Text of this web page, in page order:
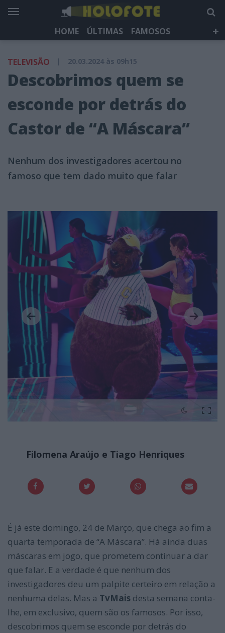
HOME ÚLTIMAS
FAMOSOS
HOLOFOTE TV
NEWSLETTER
TELEVISÃO | 20.03.2024 às 09h15
Descobrimos quem se
esconde por detrás do
Castor de “A Máscara”
Nenhum dos investigadores acertou no
famoso que tem dado muito que falar
1 / 6
Filomena Araújo e Tiago Henriques
É já este domingo, 24 de Março, que chega ao fim a
quarta temporada de “A Máscara”. Há ainda duas
máscaras em jogo, que prometem continuar a dar
que falar. E a verdade é que nenhum dos
investigadores deu um palpite certeiro em relação a
nenhuma delas. Mas a TvMais desta semana conta-
lhe, em exclusivo, quem são os famosos. Por isso,
descobrimos quem se esconde por detrás do